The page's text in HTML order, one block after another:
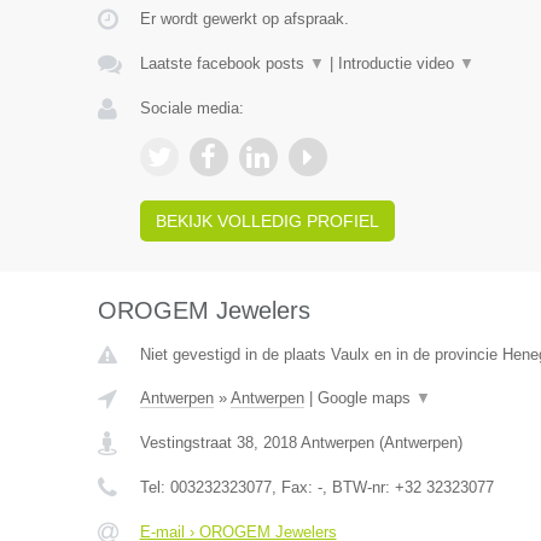
Er wordt gewerkt op afspraak.
Laatste facebook posts ▼ Introductie video ▼
Sociale media:
BEKIJK VOLLEDIG PROFIEL
OROGEM Jewelers
Niet gevestigd in de plaats Vaulx en in de provincie
Antwerpen» Antwerpen| Google maps ▼
Vestingstraat 38, 2018 Antwerpen(Antwerpen)
Tel: 003232323077, Fax: -, BTW-nr: +32 32323077
E-mail › OROGEM Jewelers